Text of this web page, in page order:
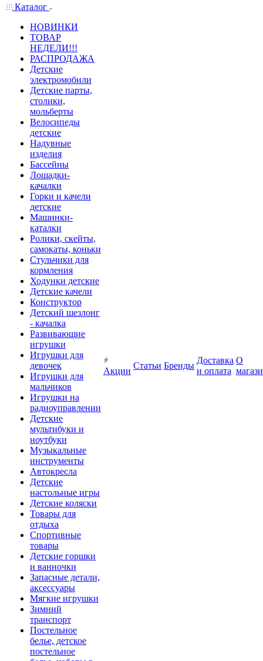
Каталог
НОВИНКИ
ТОВАР
НЕДЕЛИ!!!
РАСПРОДАЖА
Детские
электромобили
Детские парты,
столики,
мольберты
Велосипеды
детские
Надувные
изделия
Бассейны
Лошадки-
качалки
Горки и качели
детские
Машинки-
каталки
Ролики, скейты,
самокаты, коньки
Стульчики для
кормления
Ходунки детские
Детские качели
Конструктор
Детский шезлонг
- качалка
Развивающие
игрушки
Игрушки для
девочек
Игрушки для
мальчиков
Игрушки на
радиоуправлении
Детские
мультибуки и
ноутбуки
Музыкальные
инструменты
Автокресла
Детские
настольные игры
Детские коляски
Товары для
отдыха
Спортивные
товары
Детские горшки
и ванночки
Запасные детали,
аксессуары
Мягкие игрушки
Зимний
транспорт
Постельное
белье, детское
постельное
Акции
Статьи Бренды
Доставка
и оплата
О